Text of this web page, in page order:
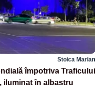
Stoica Marian
împotriva Traficului
iluminat în albastru